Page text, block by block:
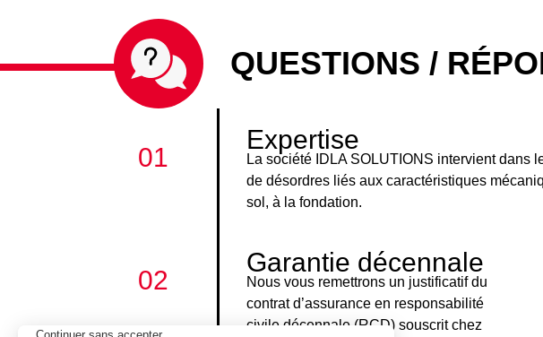
QUESTIONS /
01
Expertise
La société IDLA SOLUTIONS intervient dans
de désordres liés aux caractéristiques
sol, à la fondation.
02
Garantie décennale
Nous vous remettrons un justificatif du
contrat d’assurance en responsabilité
civile décennale (RCD) souscrit chez